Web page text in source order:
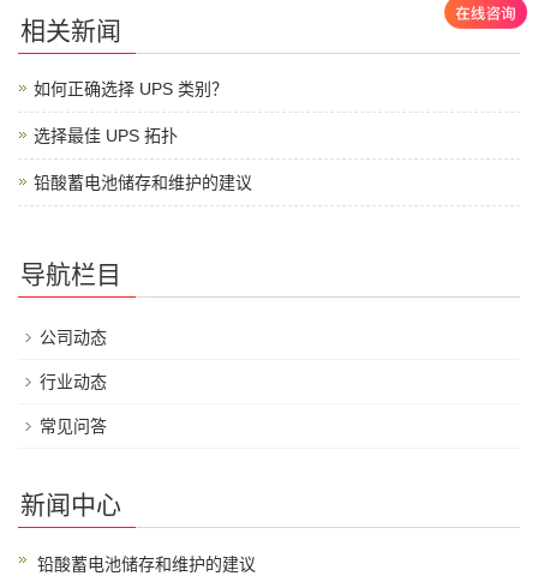
相关新闻
如何正确选择 UPS 类别？
选择最佳 UPS 拓扑
铅酸蓄电池储存和维护的建议
导航栏目
公司动态
行业动态
常见问答
新闻中心
铅酸蓄电池储存和维护的建议